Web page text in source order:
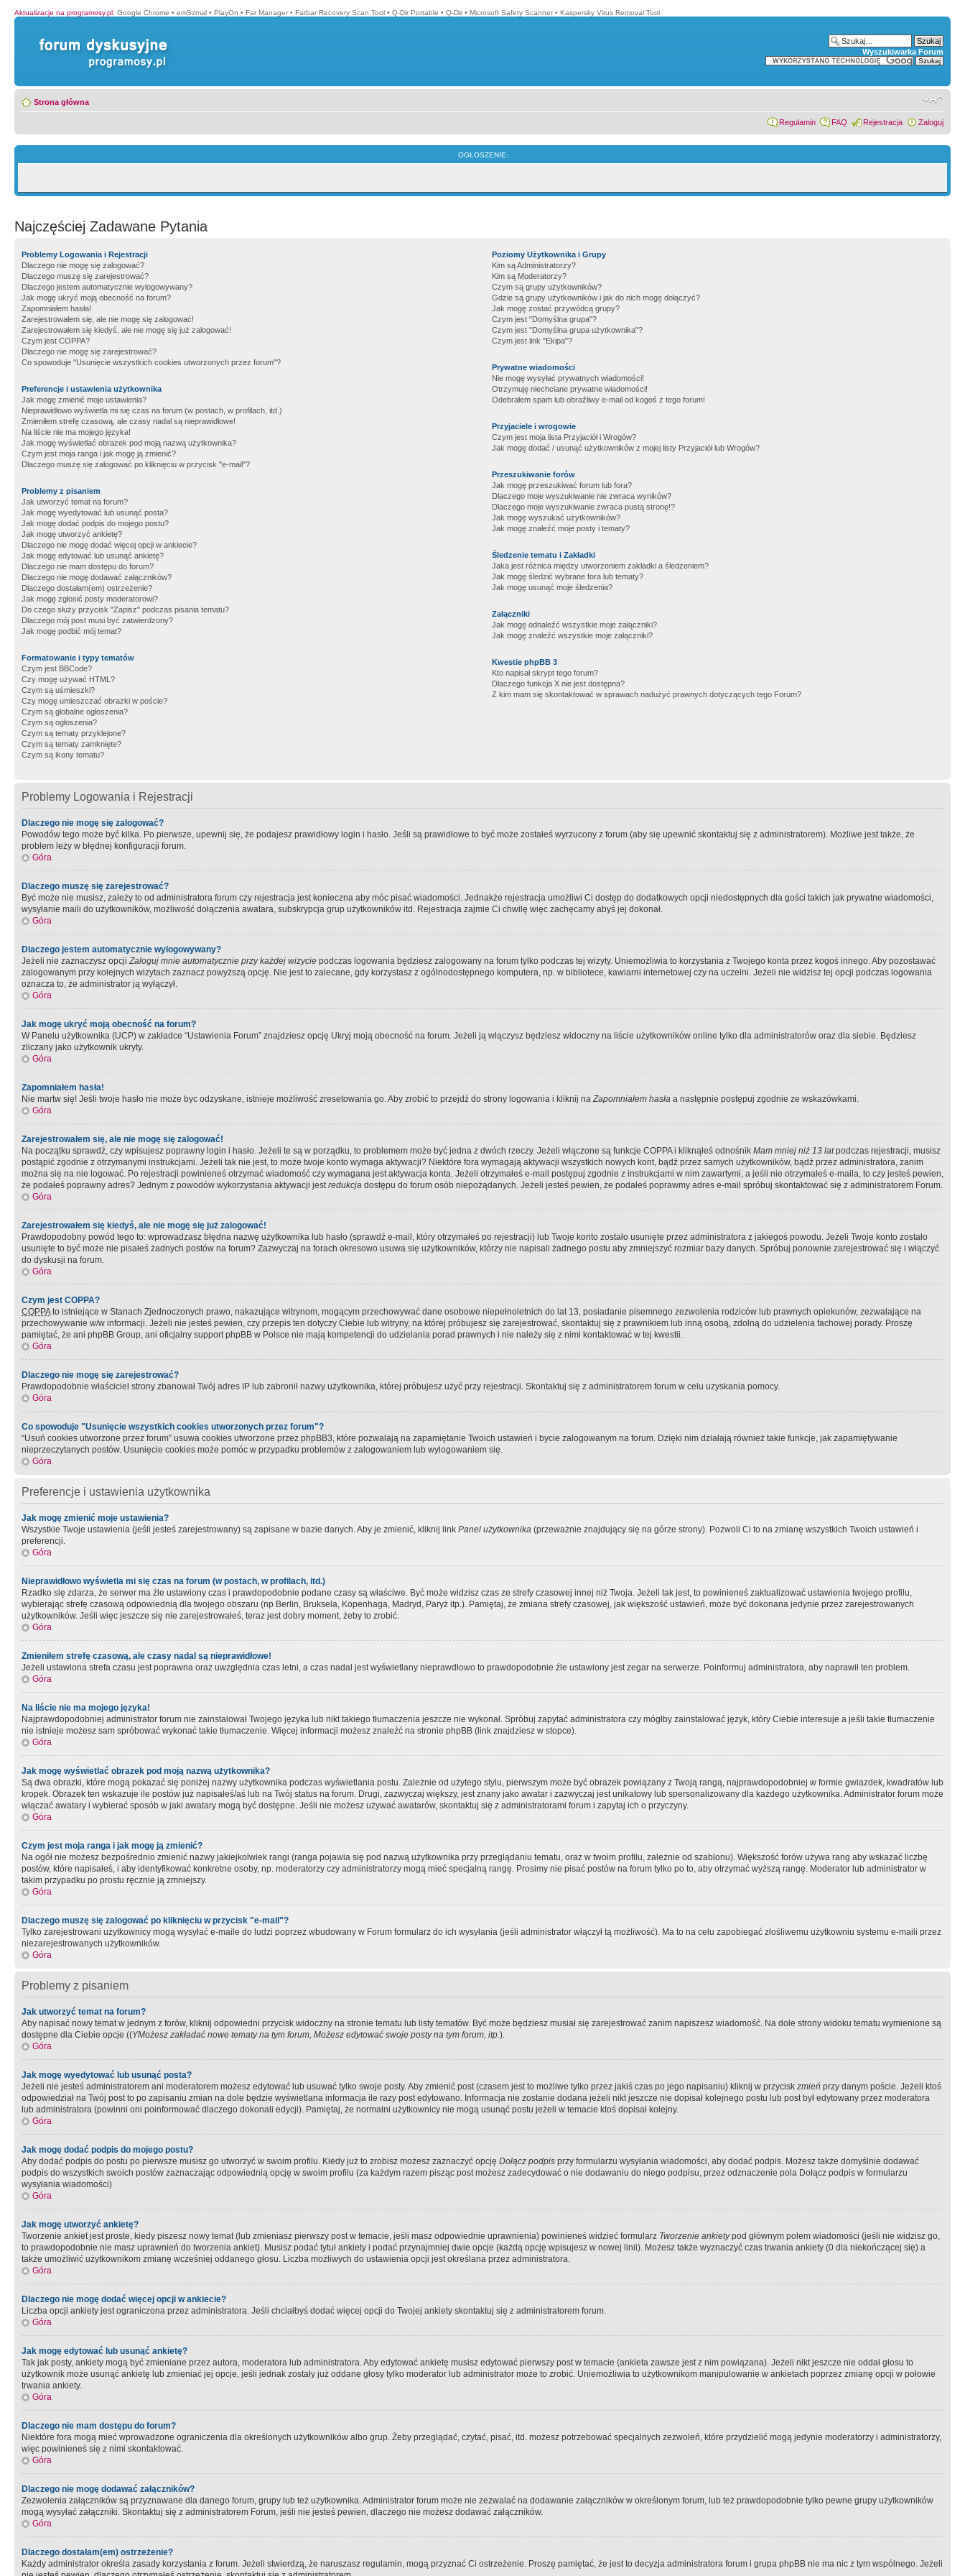
Aktualizacje na programosy.pl: Google Chrome • emSzmal • PlayOn • Far Manager • Farbar Recovery Scan Tool • Q-Dir Portable • Q-Dir • Microsoft Safety Scanner • Kaspersky Virus Removal Tool
Wyszukiwarka Forum
Strona główna
Regulamin FAQ Rejestracja Zaloguj
OGŁOSZENIE:
Najczęściej Zadawane Pytania
Problemy Logowania i Rejestracji
Dlaczego nie mogę się zalogować?
Dlaczego muszę się zarejestrować?
Dlaczego jestem automatycznie wylogowywany?
Jak mogę ukryć moją obecność na forum?
Zapomniałem hasła!
Zarejestrowałem się, ale nie mogę się zalogować!
Zarejestrowałem się kiedyś, ale nie mogę się już zalogować!
Czym jest COPPA?
Dlaczego nie mogę się zarejestrować?
Co spowoduje "Usunięcie wszystkich cookies utworzonych przez forum"?
Preferencje i ustawienia użytkownika
Jak mogę zmienić moje ustawienia?
Nieprawidłowo wyświetla mi się czas na forum (w postach, w profilach, itd.)
Zmieniłem strefę czasową, ale czasy nadal są nieprawidłowe!
Na liście nie ma mojego języka!
Jak mogę wyświetlać obrazek pod moją nazwą użytkownika?
Czym jest moja ranga i jak mogę ją zmienić?
Dlaczego muszę się zalogować po kliknięciu w przycisk "e-mail"?
Problemy z pisaniem
Jak utworzyć temat na forum?
Jak mogę wyedytować lub usunąć posta?
Jak mogę dodać podpis do mojego postu?
Jak mogę utworzyć ankietę?
Dlaczego nie mogę dodać więcej opcji w ankiecie?
Jak mogę edytować lub usunąć ankietę?
Dlaczego nie mam dostępu do forum?
Dlaczego nie mogę dodawać załączników?
Dlaczego dostałam(em) ostrzeżenie?
Jak mogę zgłosić posty moderatorowi?
Do czego służy przycisk "Zapisz" podczas pisania tematu?
Dlaczego mój post musi być zatwierdzony?
Jak mogę podbić mój temat?
Formatowanie i typy tematów
Czym jest BBCode?
Czy mogę używać HTML?
Czym są uśmieszki?
Czy mogę umieszczać obrazki w poście?
Czym są globalne ogłoszenia?
Czym są ogłoszenia?
Czym są tematy przyklejone?
Czym są tematy zamknięte?
Czym są ikony tematu?
Poziomy Użytkownika i Grupy
Kim są Administratorzy?
Kim są Moderatorzy?
Czym są grupy użytkowników?
Gdzie są grupy użytkowników i jak do nich mogę dołączyć?
Jak mogę zostać przywódcą grupy?
Czym jest "Domyślna grupa"?
Czym jest "Domyślna grupa użytkownika"?
Czym jest link "Ekipa"?
Prywatne wiadomości
Nie mogę wysyłać prywatnych wiadomości!
Otrzymuję niechciane prywatne wiadomości!
Odebrałem spam lub obraźliwy e-mail od kogoś z tego forum!
Przyjaciele i wrogowie
Czym jest moja lista Przyjaciół i Wrogów?
Jak mogę dodać / usunąć użytkowników z mojej listy Przyjaciół lub Wrogów?
Przeszukiwanie forów
Jak mogę przeszukiwać forum lub fora?
Dlaczego moje wyszukiwanie nie zwraca wyników?
Dlaczego moje wyszukiwanie zwraca pustą stronę!?
Jak mogę wyszukać użytkowników?
Jak mogę znaleźć moje posty i tematy?
Śledzenie tematu i Zakładki
Jaka jest różnica między utworzeniem zakładki a śledzeniem?
Jak mogę śledzić wybrane fora lub tematy?
Jak mogę usunąć moje śledzenia?
Załączniki
Jak mogę odnaleźć wszystkie moje załączniki?
Jak mogę znaleźć wszystkie moje załączniki?
Kwestie phpBB 3
Kto napisał skrypt tego forum?
Dlaczego funkcja X nie jest dostępna?
Z kim mam się skontaktować w sprawach nadużyć prawnych dotyczących tego Forum?
Problemy Logowania i Rejestracji
Dlaczego nie mogę się zalogować?
Powodów tego może być kilka. Po pierwsze, upewnij się, że podajesz prawidłowy login i hasło. Jeśli są prawidłowe to być może zostałeś wyrzucony z forum (aby się upewnić skontaktuj się z administratorem). Możliwe jest także, że
problem leży w błędnej konfiguracji forum.
Góra
Dlaczego muszę się zarejestrować?
Być może nie musisz, zależy to od administratora forum czy rejestracja jest konieczna aby móc pisać wiadomości. Jednakże rejestracja umożliwi Ci dostęp do dodatkowych opcji niedostępnych dla gości takich jak prywatne wiadomości,
wysyłanie maili do użytkowników, możliwość dołączenia awatara, subskrypcja grup użytkowników itd. Rejestracja zajmie Ci chwilę więc zachęcamy abyś jej dokonał.
Góra
Dlaczego jestem automatycznie wylogowywany?
Jeżeli nie zaznaczysz opcjiZaloguj mnie automatycznie przy każdej wizycie podczas logowania będziesz zalogowany na forum tylko podczas tej wizyty. Uniemożliwia to korzystania z Twojego konta przez kogoś innego. Aby pozostawać
zalogowanym przy kolejnych wizytach zaznacz powyższą opcję. Nie jest to zalecane, gdy korzystasz z ogólnodostępnego komputera, np. w bibliotece, kawiarni internetowej czy na uczelni. Jeżeli nie widzisz tej opcji podczas logowania
oznacza to, że administrator ją wyłączył.
Góra
Jak mogę ukryć moją obecność na forum?
W Panelu użytkownika (UCP) w zakładce “Ustawienia Forum” znajdziesz opcję Ukryj moją obecność na forum. Jeżeli ją włączysz będziesz widoczny na liście użytkowników online tylko dla administratorów oraz dla siebie. Będziesz
zliczany jako użytkownik ukryty.
Góra
Zapomniałem hasła!
Nie martw się! Jeśli twoje hasło nie może byc odzyskane, istnieje możliwość zresetowania go. Aby zrobić to przejdź do strony logowania i kliknij naZapomniałem hasła a następnie postępuj zgodnie ze wskazówkami.
Góra
Zarejestrowałem się, ale nie mogę się zalogować!
Na początku sprawdź, czy wpisujesz poprawny login i hasło. Jeżeli te są w porządku, to problemem może być jedna z dwóch rzeczy. Jeżeli włączone są funkcje COPPA i kliknąłeś odnośnik Mam mniej niż 13 latpodczas rejestracji, musisz
postąpić zgodnie z otrzymanymi instrukcjami. Jeżeli tak nie jest, to może twoje konto wymaga aktywacji? Niektóre fora wymagają aktywacji wszystkich nowych kont, bądź przez samych użytkowników, bądź przez administratora, zanim
można się na nie logować. Po rejestracji powinieneś otrzymać wiadomość czy wymagana jest aktywacja konta. Jeżeli otrzymałeś e-mail postępuj zgodnie z instrukcjami w nim zawartymi, a jeśli nie otrzymałeś e-maila, to czy jesteś pewien,
że podałeś poprawny adres? Jednym z powodów wykorzystania aktywacji jestredukcja dostępu do forum osób niepożądanych. Jeżeli jesteś pewien, że podałeś poprawmy adres e-mail spróbuj skontaktować się z administratorem Forum.
Góra
Zarejestrowałem się kiedyś, ale nie mogę się już zalogować!
Prawdopodobny powód tego to: wprowadzasz błędna nazwę użytkownika lub hasło (sprawdź e-mail, który otrzymałeś po rejestracji) lub Twoje konto zostało usunięte przez administratora z jakiegoś powodu. Jeżeli Twoje konto zostało
usunięte to być może nie pisałeś żadnych postów na forum? Zazwyczaj na forach okresowo usuwa się użytkowników, którzy nie napisali żadnego postu aby zmniejszyć rozmiar bazy danych. Spróbuj ponownie zarejestrować się i włączyć
do dyskusji na forum.
Góra
Czym jest COPPA?
COPPAto istniejące w Stanach Zjednoczonych prawo, nakazujące witrynom, mogącym przechowywać dane osobowe niepełnoletnich do lat 13, posiadanie pisemnego zezwolenia rodziców lub prawnych opiekunów, zezwalające na
przechowywanie w/w informacji. Jeżeli nie jesteś pewien, czy przepis ten dotyczy Ciebie lub witryny, na której próbujesz się zarejestrować, skontaktuj się z prawnikiem lub inną osobą, zdolną do udzielenia fachowej porady. Proszę
pamiętać, że ani phpBB Group, ani oficjalny support phpBB w Polsce nie mają kompetencji do udzielania porad prawnych i nie należy się z nimi kontaktować w tej kwestii.
Góra
Dlaczego nie mogę się zarejestrować?
Prawdopodobnie właściciel strony zbanował Twój adres IP lub zabronił nazwy użytkownika, której próbujesz użyć przy rejestracji. Skontaktuj się z administratorem forum w celu uzyskania pomocy.
Góra
Co spowoduje "Usunięcie wszystkich cookies utworzonych przez forum"?
“Usuń cookies utworzone przez forum” usuwa cookies utworzone przez phpBB3, które pozwalają na zapamiętanie Twoich ustawień i bycie zalogowanym na forum. Dzięki nim działają również takie funkcje, jak zapamiętywanie
nieprzeczytanych postów. Usunięcie cookies może pomóc w przypadku problemów z zalogowaniem lub wylogowaniem się.
Góra
Preferencje i ustawienia użytkownika
Jak mogę zmienić moje ustawienia?
Wszystkie Twoje ustawienia (jeśli jesteś zarejestrowany) są zapisane w bazie danych. Aby je zmienić, kliknij link Panel użytkownika (przeważnie znajdujący się na górze strony). Pozwoli Ci to na zmianę wszystkich Twoich ustawień i
preferencji.
Góra
Nieprawidłowo wyświetla mi się czas na forum (w postach, w profilach, itd.)
Rzadko się zdarza, że serwer ma źle ustawiony czas i prawdopodobnie podane czasy są właściwe. Być może widzisz czas ze strefy czasowej innej niż Twoja. Jeżeli tak jest, to powinieneś zaktualizować ustawienia twojego profilu,
wybierając strefę czasową odpowiednią dla twojego obszaru (np Berlin, Bruksela, Kopenhaga, Madryd, Paryż itp.). Pamiętaj, że zmiana strefy czasowej, jak większość ustawień, może być dokonana jedynie przez zarejestrowanych
użytkowników. Jeśli więc jeszcze się nie zarejestrowałeś, teraz jest dobry moment, żeby to zrobić.
Góra
Zmieniłem strefę czasową, ale czasy nadal są nieprawidłowe!
Jeżeli ustawiona strefa czasu jest poprawna oraz uwzględnia czas letni, a czas nadal jest wyświetlany nieprawdłowo to prawdopodobnie źle ustawiony jest zegar na serwerze. Poinformuj administratora, aby naprawił ten problem.
Góra
Na liście nie ma mojego języka!
Najprawdopodobniej administrator forum nie zainstalował Twojego języka lub nikt takiego tłumaczenia jeszcze nie wykonał. Spróbuj zapytać administratora czy mógłby zainstalować język, który Ciebie interesuje a jeśli takie tłumaczenie
nie istnieje możesz sam spróbować wykonać takie tłumaczenie. Więcej informacji możesz znaleźć na stronie phpBB (link znajdziesz w stopce).
Góra
Jak mogę wyświetlać obrazek pod moją nazwą użytkownika?
Są dwa obrazki, które mogą pokazać się poniżej nazwy użytkownika podczas wyświetlania postu. Zależnie od użytego stylu, pierwszym może być obrazek powiązany z Twoją rangą, najprawdopodobniej w formie gwiazdek, kwadratów lub
kropek. Obrazek ten wskazuje ile postów już napisałeś/aś lub na Twój status na forum. Drugi, zazwyczaj większy, jest znany jako awatar i zazwyczaj jest unikatowy lub spersonalizowany dla każdego użytkownika. Administrator forum może
włączać awatary i wybierać sposób w jaki awatary mogą być dostępne. Jeśli nie możesz używać awatarów, skontaktuj się z administratorami forum i zapytaj ich o przyczyny.
Góra
Czym jest moja ranga i jak mogę ją zmienić?
Na ogół nie możesz bezpośrednio zmienić nazwy jakiejkolwiek rangi (ranga pojawia się pod nazwą użytkownika przy przeglądaniu tematu, oraz w twoim profilu, zależnie od szablonu). Większość forów używa rang aby wskazać liczbę
postów, które napisałeś, i aby identyfikować konkretne osoby, np. moderatorzy czy administratorzy mogą mieć specjalną rangę. Prosimy nie pisać postów na forum tylko po to, aby otrzymać wyższą rangę. Moderator lub administrator w
takim przypadku po prostu ręcznie ją zmniejszy.
Góra
Dlaczego muszę się zalogować po kliknięciu w przycisk "e-mail"?
Tylko zarejestrowani użytkownicy mogą wysyłać e-maile do ludzi poprzez wbudowany w Forum formularz do ich wysyłania (jeśli administrator włączył tą możliwość). Ma to na celu zapobiegać złośliwemu użytkowniu systemu e-maili przez
niezarejestrowanych użytkowników.
Góra
Problemy z pisaniem
Jak utworzyć temat na forum?
Aby napisać nowy temat w jednym z forów, kliknij odpowiedni przycisk widoczny na stronie tematu lub listy tematów. Być może będziesz musiał się zarejestrować zanim napiszesz wiadomość. Na dole strony widoku tematu wymienione są
dostępne dla Ciebie opcje ((YMożesz zakładać nowe tematy na tym forum, Możesz edytować swoje posty na tym forum, itp.).
Góra
Jak mogę wyedytować lub usunąć posta?
Jeżeli nie jesteś administratorem ani moderatorem możesz edytować lub usuwać tylko swoje posty. Aby zmienić post (czasem jest to możliwe tylko przez jakiś czas po jego napisaniu) kliknij w przycisk zmień przy danym poście. Jeżeli ktoś
odpowiedział na Twój post to po zapisaniu zmian na dole będzie wyświetlana informacja ile razy post edytowano. Informacja nie zostanie dodana jeżeli nikt jeszcze nie dopisał kolejnego postu lub post był edytowany przez moderatora
lub administratora (powinni oni poinformować dlaczego dokonali edycji). Pamiętaj, że normalni użytkownicy nie mogą usunąć postu jeżeli w temacie ktoś dopisał kolejny.
Góra
Jak mogę dodać podpis do mojego postu?
Aby dodać podpis do postu po pierwsze musisz go utworzyć w swoim profilu. Kiedy już to zrobisz możesz zaznaczyć opcję Dołącz podpis przy formularzu wysyłania wiadomości, aby dodać podpis. Możesz także domyślnie dodawać
podpis do wszystkich swoich postów zaznaczając odpowiednią opcję w swoim profilu (za każdym razem pisząc post możesz zadecydować o nie dodawaniu do niego podpisu, przez odznaczenie pola Dołącz podpis w formularzu
wysyłania wiadomości)
Góra
Jak mogę utworzyć ankietę?
Tworzenie ankiet jest proste, kiedy piszesz nowy temat (lub zmieniasz pierwszy post w temacie, jeśli masz odpowiednie uprawnienia) powinieneś widzieć formularz Tworzenie ankietypod głównym polem wiadomości (jeśli nie widzisz go,
to prawdopodobnie nie masz uprawnień do tworzenia ankiet). Musisz podać tytuł ankiety i podać przynajmniej dwie opcje (każdą opcję wpisujesz w nowej linii). Możesz także wyznaczyć czas trwania ankiety (0 dla niekończącej się) a
także umożliwić użytkownikom zmianę wcześniej oddanego głosu. Liczba możliwych do ustawienia opcji jest określana przez administratora.
Góra
Dlaczego nie mogę dodać więcej opcji w ankiecie?
Liczba opcji ankiety jest ograniczona przez administratora. Jeśli chciałbyś dodać więcej opcji do Twojej ankiety skontaktuj się z administratorem forum.
Góra
Jak mogę edytować lub usunąć ankietę?
Tak jak posty, ankiety mogą być zmieniane przez autora, moderatora lub administratora. Aby edytować ankietę musisz edytować pierwszy post w temacie (ankieta zawsze jest z nim powiązana). Jeżeli nikt jeszcze nie oddał głosu to
użytkownik może usunąć ankietę lub zmieniać jej opcje, jeśli jednak zostały już oddane głosy tylko moderator lub administrator może to zrobić. Uniemożliwia to użytkownikom manipulowanie w ankietach poprzez zmianę opcji w połowie
trwania ankiety.
Góra
Dlaczego nie mam dostępu do forum?
Niektóre fora mogą mieć wprowadzone ograniczenia dla określonych użytkowników albo grup. Żeby przeglądać, czytać, pisać, itd. możesz potrzebować specjalnych zezwoleń, które przydzielić mogą jedynie moderatorzy i administratorzy,
więc powinieneś się z nimi skontaktować.
Góra
Dlaczego nie mogę dodawać załączników?
Zezwolenia załączników są przyznawane dla danego forum, grupy lub też użytkownika. Administrator forum może nie zezwalać na dodawanie załączników w określonym forum, lub też prawdopodobnie tylko pewne grupy użytkowników
mogą wysyłać załączniki. Skontaktuj się z administratorem Forum, jeśli nie jesteś pewien, dlaczego nie możesz dodawać załączników.
Góra
Dlaczego dostałam(em) ostrzeżenie?
Każdy administrator określa zasady korzystania z forum. Jeżeli stwierdzą, że naruszasz regulamin, mogą przyznać Ci ostrzeżenie. Proszę pamiętać, że jest to decyzja administratora forum i grupa phpBB nie ma nic z tym wspólnego. Jeżeli